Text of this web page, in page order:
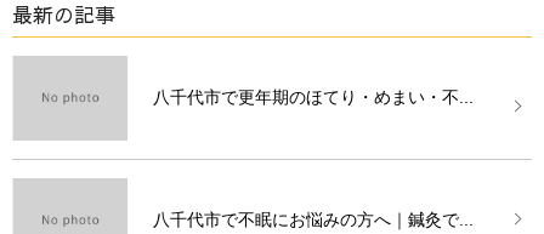
最新の記事
八千代市で更年期のほてり・めまい・不...
八千代市で不眠にお悩みの方へ｜鍼灸で...